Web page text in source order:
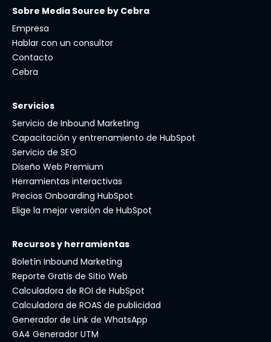
Sobre Media Source by Cebra
Empresa
Hablar con un consultor
Contacto
Cebra
Servicios
Servicio de Inbound Marketing
Capacitación y entrenamiento de HubSpot
Servicio de SEO
Diseño Web Premium
Herramientas interactivas
Precios Onboarding HubSpot
Elige la mejor versión de HubSpot
Recursos y herramientas
Boletín Inbound Marketing
Reporte Gratis de Sitio Web
Calculadora de ROI de HubSpot
Calculadora de ROAS de publicidad
Generador de Link de WhatsApp
GA4 Generador UTM